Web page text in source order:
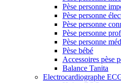
Pèse personne
Pèse personne
Pèse personne
Pèse personne
Pèse personne
Pèse bébé
Accessoires pèse
Balance Tanita
Electrocardiographe